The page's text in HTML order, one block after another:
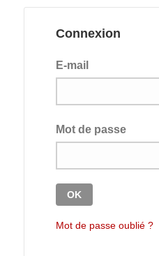
Connexion
E-mail
Mot de passe
Mot de passe oublié ?